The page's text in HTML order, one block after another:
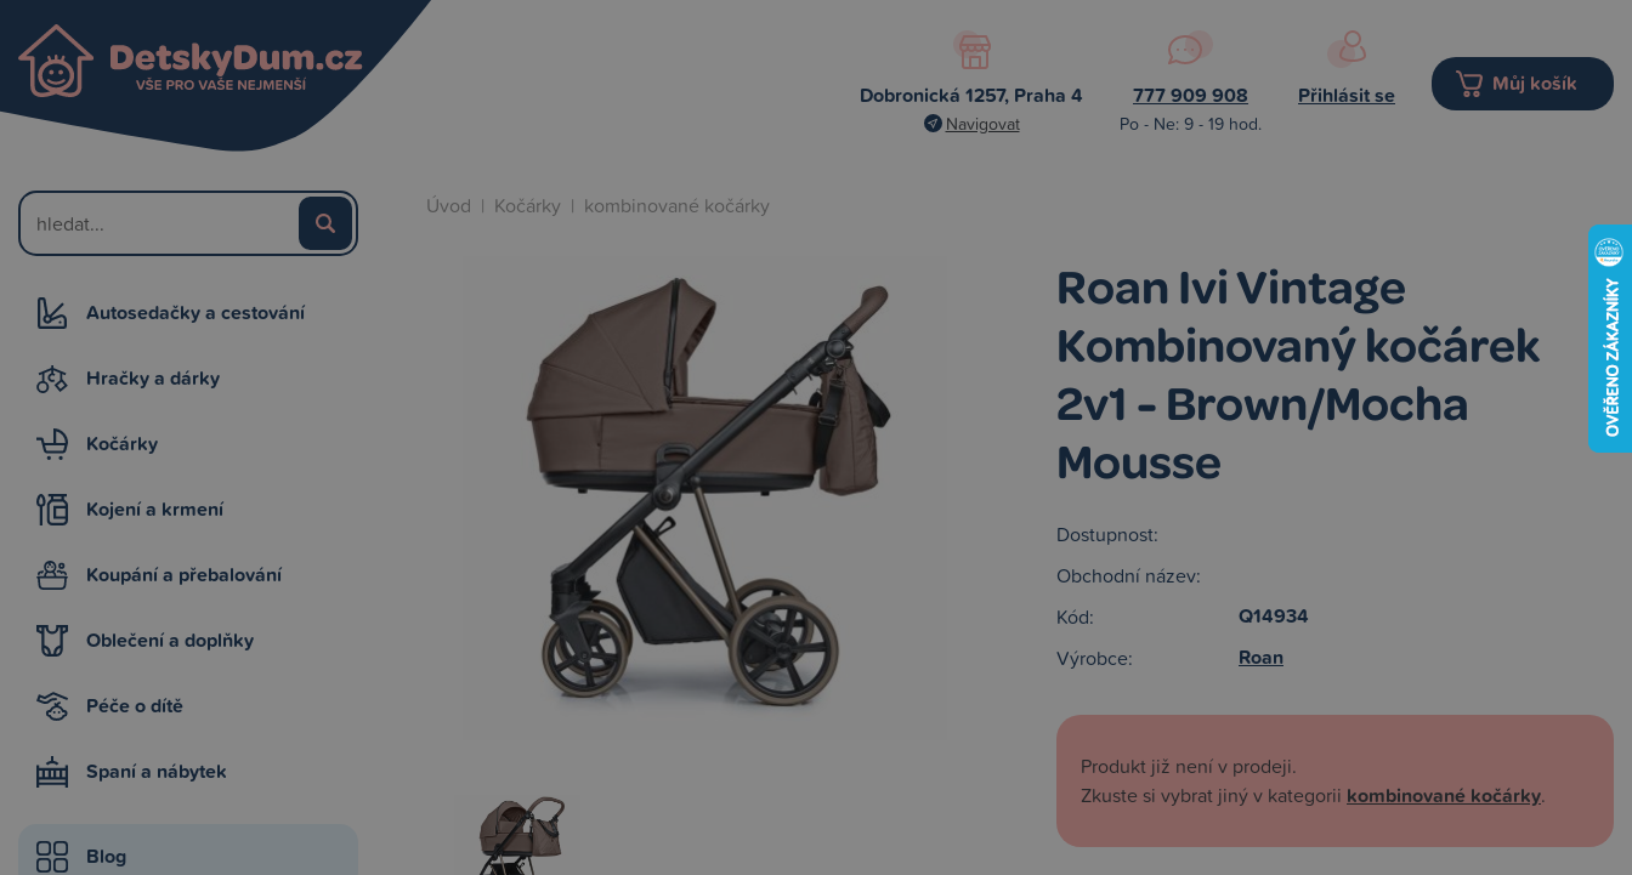
Dobronická 1257, Praha 4
Navigovat
777 909 908
Po - Ne: 9 - 19 hod.
Přihlásit se Můj košík
Autosedačky a cestování
Hračky a dárky
Kočárky
Kojení a krmení
Koupání a přebalování
Oblečení a doplňky
Péče o dítě
Spaní a nábytek
Blog
Úvod | Kočárky | kombinované kočárky
Roan Ivi Vintage
Kombinovaný kočárek
2v1 - Brown/Mocha
Mousse
Dostupnost:
Obchodní název:
Kód:
Q14934
Výrobce: Roan
Produkt již není v prodeji.
Zkuste si vybrat jiný v kategorii kombinované kočárky.